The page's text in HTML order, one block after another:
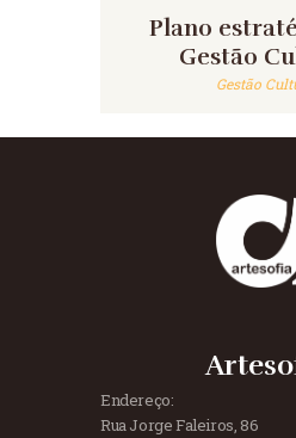
Plano
Gestão
Gestão
Endereço:
Rua Jorge Faleiros, 86